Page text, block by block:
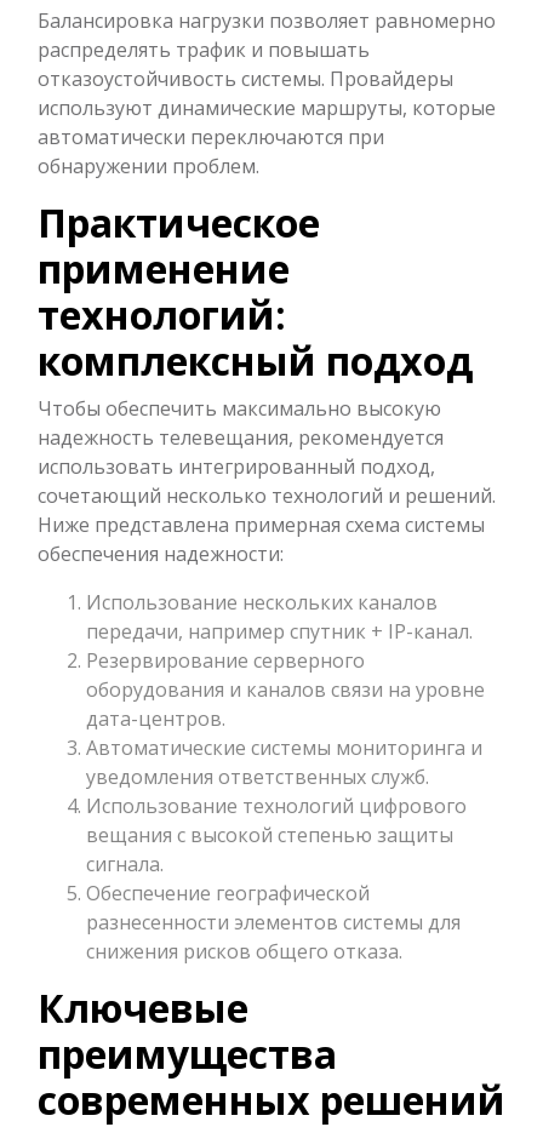
Балансировка нагрузки позволяет равномерно
распределять трафик и повышать
отказоустойчивость системы. Провайдеры
используют динамические маршруты, которые
автоматически переключаются при
обнаружении проблем.
Практическое
применение
технологий:
комплексный подход
Чтобы обеспечить максимально высокую
надежность телевещания, рекомендуется
использовать интегрированный подход,
сочетающий несколько технологий и решений.
Ниже представлена примерная схема системы
обеспечения надежности:
Использование нескольких каналов
передачи, например спутник + IP-канал.
Резервирование серверного
оборудования и каналов связи на уровне
дата-центров.
Автоматические системы мониторинга и
уведомления ответственных служб.
Использование технологий цифрового
вещания с высокой степенью защиты
сигнала.
Обеспечение географической
разнесенности элементов системы для
снижения рисков общего отказа.
Ключевые
преимущества
современных решений